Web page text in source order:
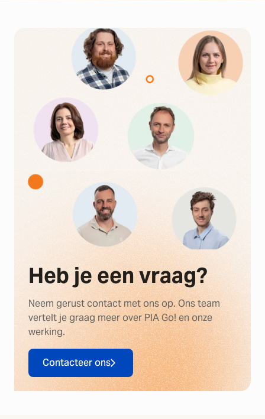
Heb je een vraag?
Neem gerust contact met ons op. Ons team
vertelt je graag meer over PIA Go! en onze
werking.
Contacteer ons